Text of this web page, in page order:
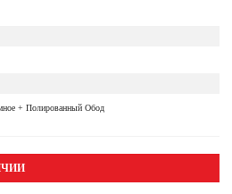
+ Полированный Обод